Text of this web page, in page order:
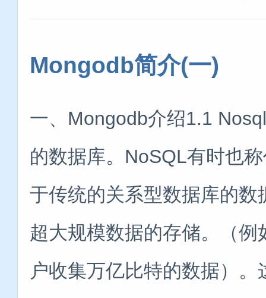
Mongodb简介(一)
一、Mongodb介绍1.1
的数据库。NoSQL有时也
于传统的关系型数据库的
超大规模数据的存储。（
户收集万亿比特的数据）